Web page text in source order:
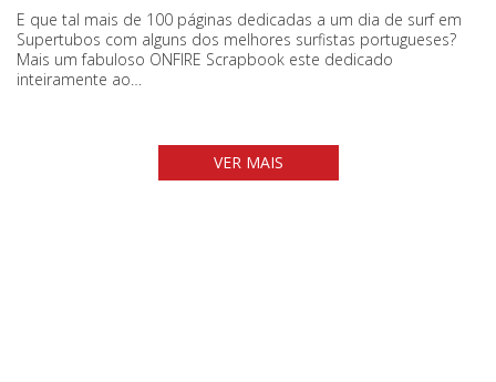
E que tal mais de 100 páginas dedicadas a um dia de surf em
Supertubos com alguns dos melhores surfistas portugueses?
Mais um fabuloso ONFIRE Scrapbook este dedicado
inteiramente ao…
VER MAIS